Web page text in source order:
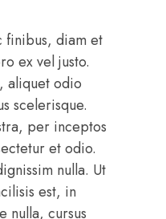
finibus, diam et
ex vel justo.
aliquet odio
scelerisque.
per inceptos
et odio.
nulla. Ut
est, in
nulla, cursus